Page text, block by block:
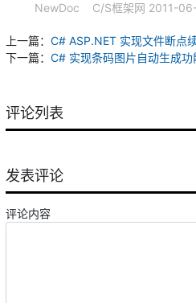
NewDoc C/S框架网 2011-
上一篇： C# ASP.NET 实现文件断点
下一篇： C# 实现条码图片自动生成功
评论列表
发表评论
评论内容